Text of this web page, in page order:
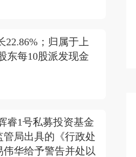
22.86%；归属于上
东每10股派发现金
睿1号私募投资基金
局出具的《行政处
华给予警告并处以